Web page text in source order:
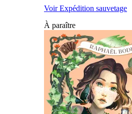
Voir Expédition sauvetage
À paraître